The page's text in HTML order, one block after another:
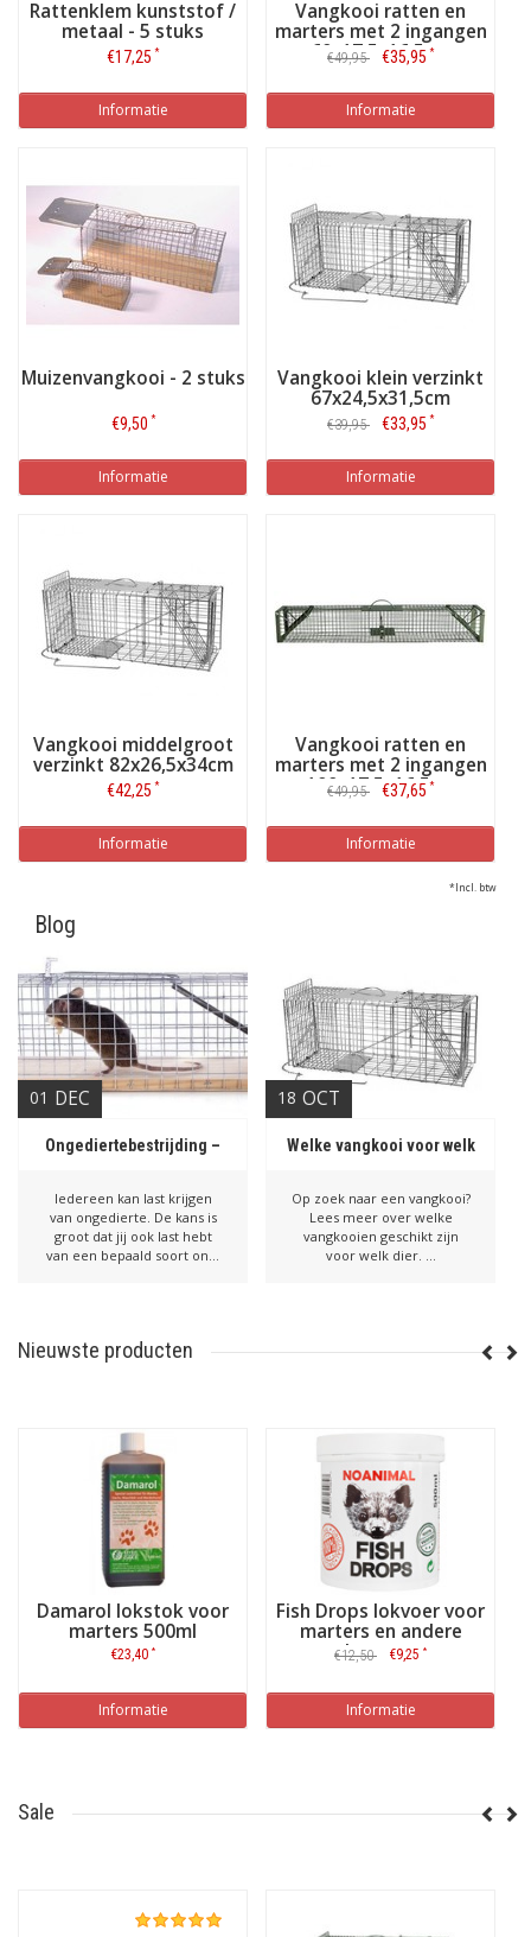
Rattenklem kunststof /
metaal - 5 stuks
€17,25 *
Informatie
Vangkooi ratten en
marters met 2 ingangen
60x17,5x16,5cm
€49,95 €35,95 *
Informatie
Muizenvangkooi - 2 stuks
€9,50 *
Informatie
Vangkooi klein verzinkt
67x24,5x31,5cm
€39,95 €33,95 *
Informatie
Vangkooi middelgroot
verzinkt 82x26,5x34cm
€42,25 *
Informatie
Vangkooi ratten en
marters met 2 ingangen
100x17,5x16,5cm
€49,95 €37,65 *
Informatie
*Incl. btw
Blog
01 DEC
Ongediertebestrijding –
Iedereen kan last krijgen
van ongedierte. De kans is
groot dat jij ook last hebt
van een bepaald soort on...
18 OCT
Welke vangkooi voor welk
Op zoek naar een vangkooi?
Lees meer over welke
vangkooien geschikt zijn
voor welk dier. ...
Nieuwste producten
Damarol lokstok voor
marters 500ml
€23,40 *
Informatie
Fish Drops lokvoer voor
marters en andere
vleeseters
€12,50 €9,25 *
Informatie
Sale